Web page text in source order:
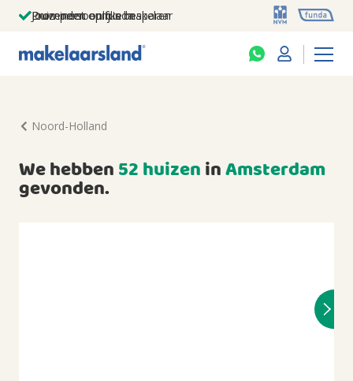
Jouw persoonlijke makelaar
Duizenden euro's besparen
Prominent op funda
Noord-Holland
We hebben52 huizeninAmsterdam
gevonden.